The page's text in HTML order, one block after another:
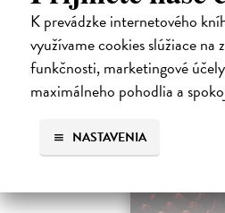
K prevádzke internetového
využívame cookies slúžiace na
funkčnosti, marketingové
maximálneho pohodlia a
NASTAVENIA
15,50 € ?